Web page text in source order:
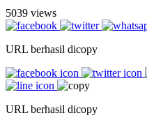
5039 views
URL berhasil dicopy
URL berhasil dicopy